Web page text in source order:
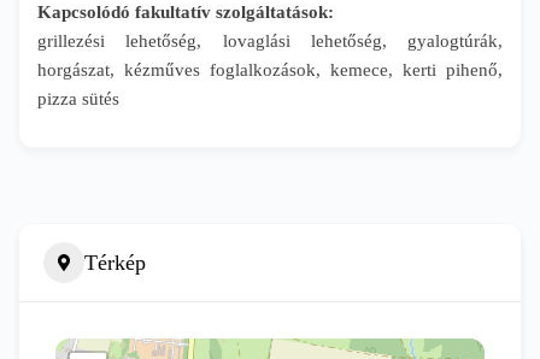
Kapcsolódó fakultatív szolgáltatások:
grillezési lehetőség, lovaglási lehetőség, gyalogtúrák,
horgászat, kézműves foglalkozások, kemece, kerti pihenő,
pizza sütés
Térkép